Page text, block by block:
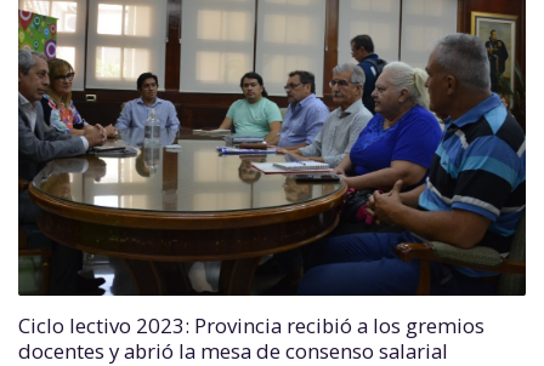
Ciclo lectivo 2023: Provincia recibió a los gremios
docentes y abrió la mesa de consenso salarial